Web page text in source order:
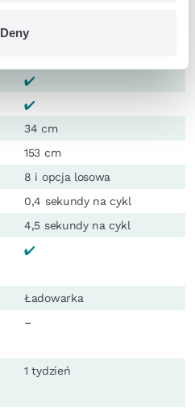
DenySweeping, mruganie i chaos
34 cm
153 cm
8 i opcja losowa
0,4 sekundy na cykl
4,5 sekundy na cykl
Ładowarka
–
1 tydzień